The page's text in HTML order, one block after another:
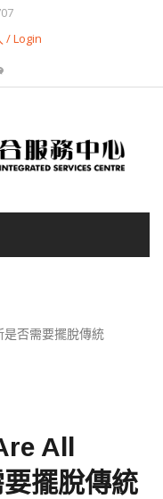
/ Login
是否需要擺脫傳統
All
擺脫傳統